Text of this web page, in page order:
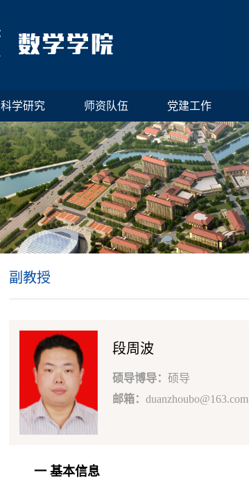
科学研究 师资队伍 党建工作
副教授
段周波
硕导博导： 硕导
邮箱： duanzhoubo@163.com
一 基本信息